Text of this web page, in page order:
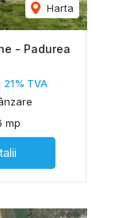
Harta
- Padurea
21% TVA
mp